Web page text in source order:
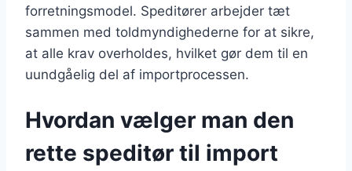
forretningsmodel. Speditører arbejder tæt
sammen med toldmyndighederne for at sikre,
at alle krav overholdes, hvilket gør dem til en
uundgåelig del af importprocessen.
Hvordan vælger man den
rette speditør til import